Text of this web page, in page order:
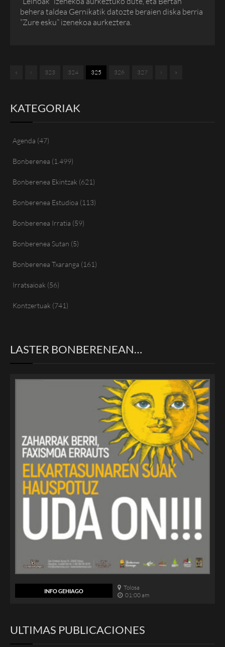
behera taldea Gernikatik datozte beraien diska berria
“Zure esku” izenekoa aurkeztera.
« ‹ 323 324 325 326 327 › »
KATEGORIAK
Agenda (47)
Bonberenea (1.499)
Bonberenea Ekintzak (621)
Bonberenea Estudioa (113)
Bonberenea Irratia (59)
Bonberenea Sutan (5)
Bonberenea Txaranga (161)
Irratsaioak (56)
Kontzertuak (741)
LASTER BONBERENEAN…
INFO GEHIAGO
Tolosa
01:00 am
ULTIMAS PUBLICACIONES